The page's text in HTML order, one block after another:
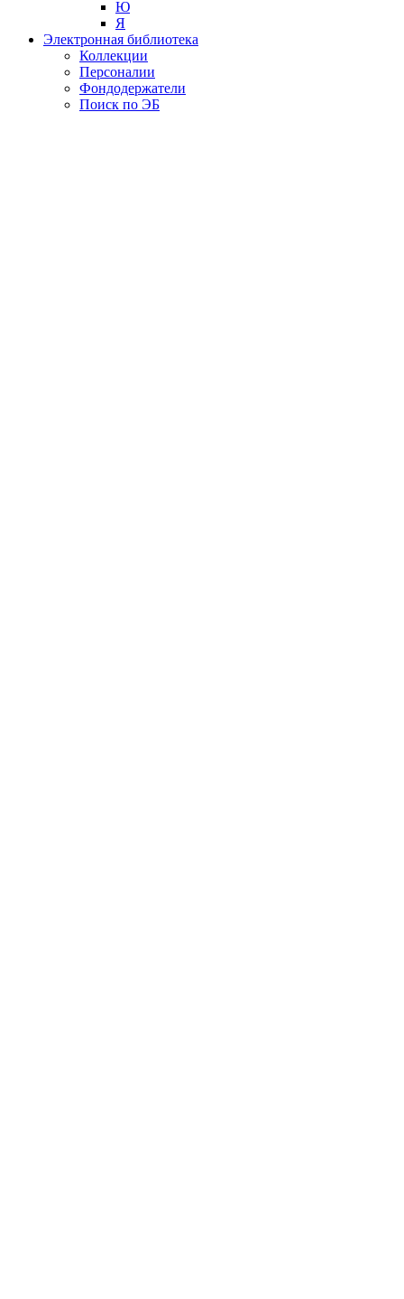
Ю
Я
Электронная библиотека
Коллекции
Персоналии
Фондодержатели
Поиск по ЭБ